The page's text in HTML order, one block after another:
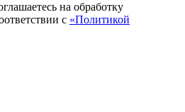
на обработку
с «Политикой